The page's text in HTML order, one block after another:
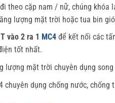
theo cặp nam / nữ, chúng
lượng mặt trời hoặc tua bin
vào 2 ra 1 MC4để kết nối các
tốt nhất.
lượng mặt trời chuyên dụng
chuyên dụng chống nước, chống